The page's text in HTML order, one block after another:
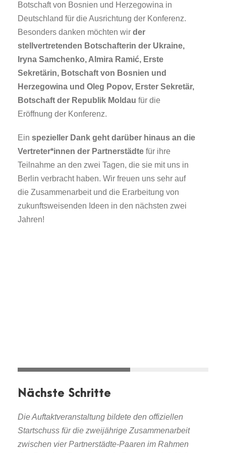
Botschaft von Bosnien und Herzegowina in
Deutschland für die Ausrichtung der Konferenz.
Besonders danken möchten wir der
stellvertretenden Botschafterin der Ukraine,
Iryna Samchenko, Almira Ramić, Erste
Sekretärin, Botschaft von Bosnien und
Herzegowina und Oleg Popov, Erster Sekretär,
Botschaft der Republik Moldau für die
Eröffnung der Konferenz.
Ein spezieller Dank geht darüber hinaus an die
Vertreter*innen der Partnerstädte für ihre
Teilnahme an den zwei Tagen, die sie mit uns in
Berlin verbracht haben. Wir freuen uns sehr auf
die Zusammenarbeit und die Erarbeitung von
zukunftsweisenden Ideen in den nächsten zwei
Jahren!
Nächste Schritte
Die Auftaktveranstaltung bildete den offiziellen
Startschuss für die zweijährige Zusammenarbeit
zwischen vier Partnerstädte-Paaren im Rahmen